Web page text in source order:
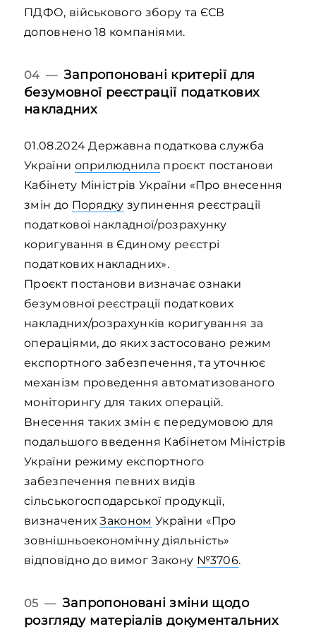
ПДФО, військового збору та ЄСВ
доповнено 18 компаніями.
04 —Запропоновані критерії для
безумовної реєстрації податкових
накладних
01.08.2024 Державна податкова служба
України оприлюднила проєкт постанови
Кабінету Міністрів України «Про внесення
змін до Порядку зупинення реєстрації
податкової накладної/розрахунку
коригування в Єдиному реєстрі
податкових накладних».
Проєкт постанови визначає ознаки
безумовної реєстрації податкових
накладних/розрахунків коригування за
операціями, до яких застосовано режим
експортного забезпечення, та уточнює
механізм проведення автоматизованого
моніторингу для таких операцій.
Внесення таких змін є передумовою для
подальшого введення Кабінетом Міністрів
України режиму експортного
забезпечення певних видів
сільськогосподарської продукції,
визначенихЗаконом України «Про
зовнішньоекономічну діяльність»
відповідно до вимог Закону №3706.
05 —Запропоновані зміни щодо
розгляду матеріалів документальних